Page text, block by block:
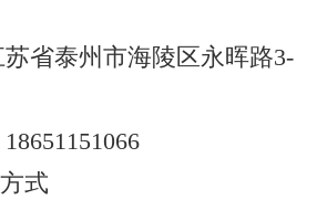
司
省泰州市海陵区永晖路3-
式